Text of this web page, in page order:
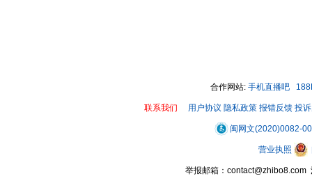
合作网站: 手机直播吧
联系我们 用户协议 隐私政策 报错反馈 投
闽网文(2020)0082-
营业执照
举报邮箱：